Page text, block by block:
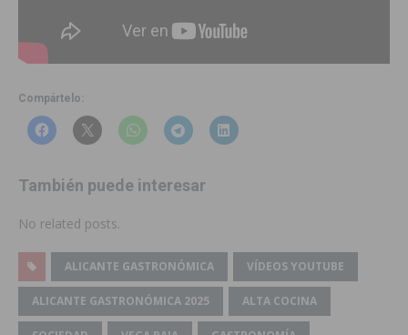
Compártelo:
También puede interesar
No related posts.
ALICANTE GASTRONÓMICA VÍDEOS YOUTUBE
ALICANTE GASTRONÓMICA 2025 ALTA COCINA